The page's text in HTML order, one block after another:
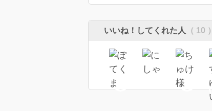
いいね！してくれた人 （ 10 ）